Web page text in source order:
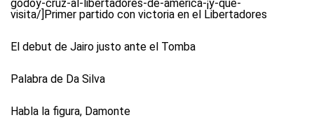
godoy-cruz-al-libertadores-de-america-¡y-que-
visita/]Primer partido con victoria en el Libertadores
El debut de Jairo justo ante el Tomba
Palabra de Da Silva
Habla la figura, Damonte